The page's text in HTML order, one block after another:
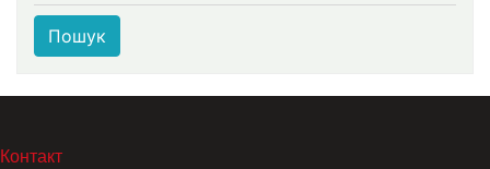
Пошук
МЕНЮ В ПОДВАЛЕ
Контакт